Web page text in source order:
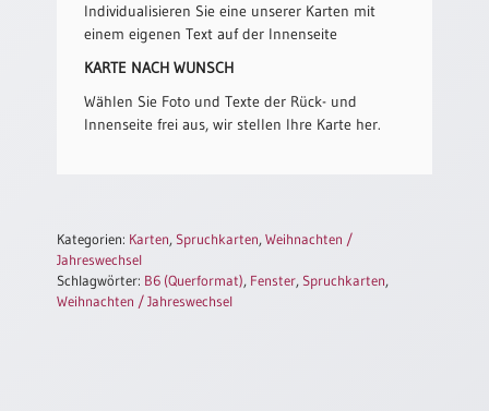
Patenamt
Konfirmationsjubiläum
neutrale
Urkunden
Abendmahlszulassung
Individualisieren Sie eine unserer Karten mit
einem eigenen Text auf der Innenseite
KARTE NACH WUNSCH
Wählen Sie Foto und Texte der Rück- und
Innenseite frei aus, wir stellen Ihre Karte her.
Kategorien: Karten, Spruchkarten,Weihnachten /
Jahreswechsel
Schlagwörter: B6 (Querformat), Fenster, Spruchkarten,
Weihnachten / Jahreswechsel